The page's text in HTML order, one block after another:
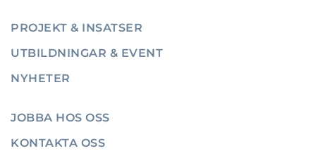
PROJEKT & INSATSER
UTBILDNINGAR & EVENT
NYHETER
JOBBA HOS OSS
KONTAKTA OSS